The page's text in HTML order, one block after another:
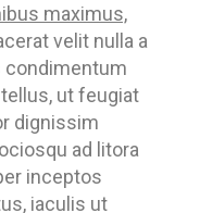
maximus,
velit nulla a
condimentum
ut feugiat
dignissim
ad litora
inceptos
iaculis ut